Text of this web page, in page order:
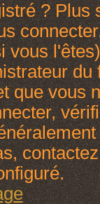
? Plus
vous
que vous